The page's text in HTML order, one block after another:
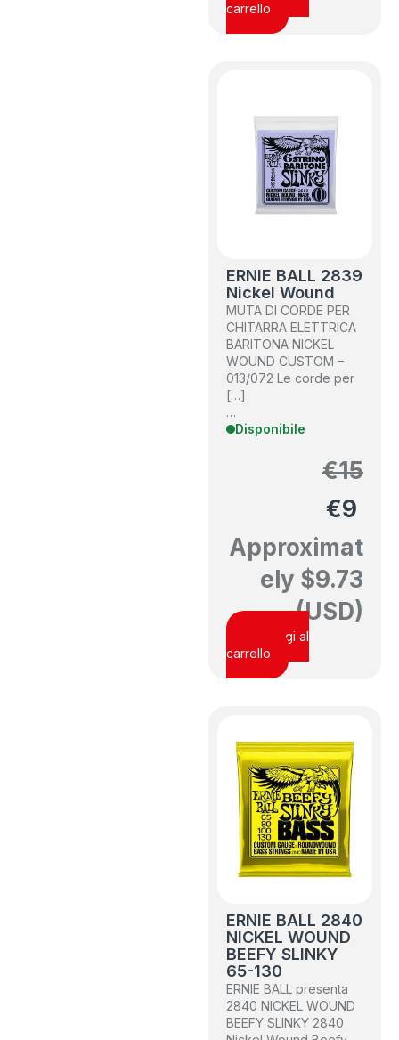
carrello
ERNIE BALL 2839
Nickel Wound
MUTA DI CORDE PER
CHITARRA ELETTRICA
BARITONA NICKEL
WOUND CUSTOM –
013/072 Le corde per
[…]
…
Disponibile
€15
€9
Approximat
ely $9.73
(USD)
Aggiungi al
carrello
ERNIE BALL 2840
NICKEL WOUND
BEEFY SLINKY
65-130
ERNIE BALL presenta
2840 NICKEL WOUND
BEEFY SLINKY 2840